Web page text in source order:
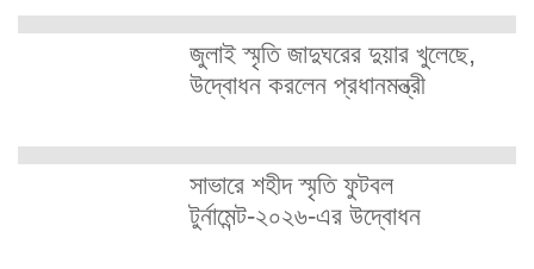
জুলাই স্মৃতি জাদুঘরের দুয়ার খুলেছে,
উদ্বোধন করলেন প্রধানমন্ত্রী
সাভারে শহীদ স্মৃতি ফুটবল
টুর্নামেন্ট-২০২৬-এর উদ্বোধন